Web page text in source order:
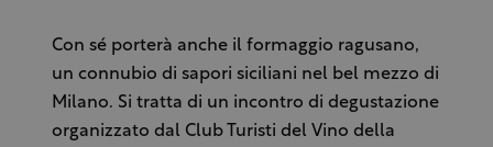
Con sé porterà anche il formaggio ragusano,
un connubio di sapori siciliani nel bel mezzo di
Milano. Si tratta di un incontro di degustazione
organizzato dal Club Turisti del Vino della